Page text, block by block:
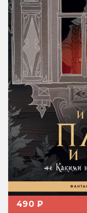
490 ₽